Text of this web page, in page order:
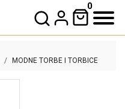
0
MODNE TORBE I TORBICE